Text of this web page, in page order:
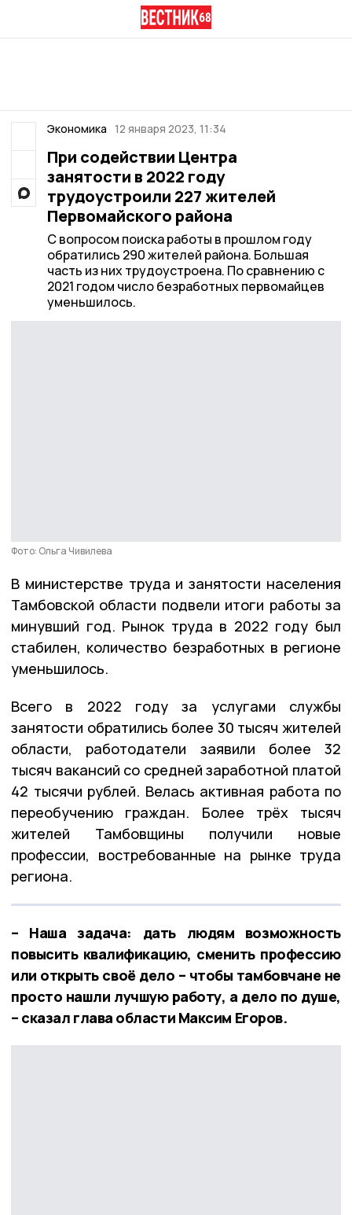
Экономика 12 января 2023, 11:34
При содействии Центра
занятости в 2022 году
трудоустроили 227 жителей
Первомайского района
С вопросом поиска работы в прошлом году
обратились 290 жителей района. Большая
часть из них трудоустроена. По сравнению с
2021 годом число безработных первомайцев
уменьшилось.
Фото: Ольга Чивилева
В министерстве труда и занятости населения
Тамбовской области подвели итоги работы за
минувший год. Рынок труда в 2022 году был
стабилен, количество безработных в регионе
уменьшилось.
Всего в 2022 году за услугами службы
занятости обратились более 30 тысяч жителей
области, работодатели заявили более 32
тысяч вакансий со средней заработной платой
42 тысячи рублей. Велась активная работа по
переобучению граждан. Более трёх тысяч
жителей Тамбовщины получили новые
профессии, востребованные на рынке труда
региона.
– Наша задача: дать людям возможность
повысить квалификацию, сменить профессию
или открыть своё дело – чтобы тамбовчане не
просто нашли лучшую работу, а дело по душе,
– сказал глава области Максим Егоров.